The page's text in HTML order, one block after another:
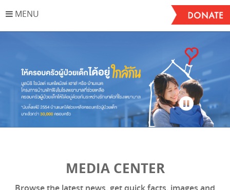
MENU
Stop
MEDIA CENTER